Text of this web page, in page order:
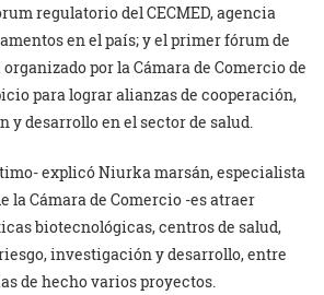
regulatorio del CECMED, agencia
en el país; y el primer fórum de
por la Cámara de Comercio de
para lograr alianzas de cooperación,
y desarrollo en el sector de salud.
explicó Niurka marsán, especialista
la Cámara de Comercio -es atraer
biotecnológicas, centros de salud,
investigación y desarrollo, entre
de hecho varios proyectos.